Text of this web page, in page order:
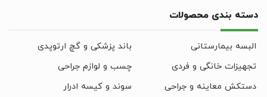
دسته بندی محصولات
البسه بیمارستانی
باند پزشکی و گچ ارتوپدی
تجهیزات خانگی و فردی
چسب و لوازم جراحی
دستکش معاینه و جراحی
سوند و کیسه ادرار